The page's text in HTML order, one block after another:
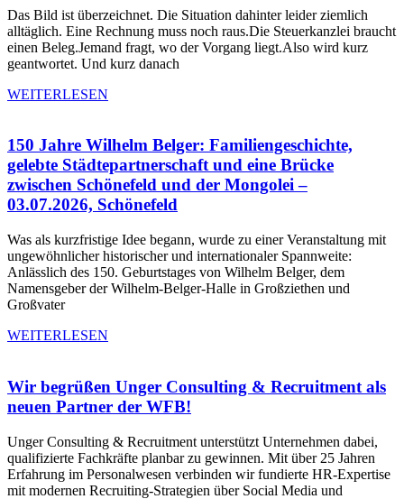
Das Bild ist überzeichnet. Die Situation dahinter leider ziemlich
alltäglich. Eine Rechnung muss noch raus.Die Steuerkanzlei braucht
einen Beleg.Jemand fragt, wo der Vorgang liegt.Also wird kurz
geantwortet. Und kurz danach
WEITERLESEN
150 Jahre Wilhelm Belger: Familiengeschichte,
gelebte Städtepartnerschaft und eine Brücke
zwischen Schönefeld und der Mongolei –
03.07.2026, Schönefeld
Was als kurzfristige Idee begann, wurde zu einer Veranstaltung mit
ungewöhnlicher historischer und internationaler Spannweite:
Anlässlich des 150. Geburtstages von Wilhelm Belger, dem
Namensgeber der Wilhelm-Belger-Halle in Großziethen und
Großvater
WEITERLESEN
Wir begrüßen Unger Consulting & Recruitment als
neuen Partner der WFB!
Unger Consulting & Recruitment unterstützt Unternehmen dabei,
qualifizierte Fachkräfte planbar zu gewinnen. Mit über 25 Jahren
Erfahrung im Personalwesen verbinden wir fundierte HR-Expertise
mit modernen Recruiting-Strategien über Social Media und